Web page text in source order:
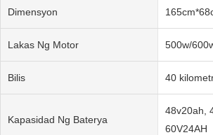
Dimensyon
Lakas Ng Motor 500w/
Bilis 40
Kapasidad Ng Baterya
48v20ah,
60V24AH